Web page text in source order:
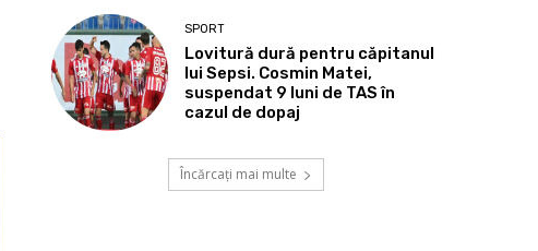
SPORT
Lovitură dură pentru căpitanul
lui Sepsi. Cosmin Matei,
suspendat 9 luni de TAS în
cazul de dopaj
Încărcați mai multe